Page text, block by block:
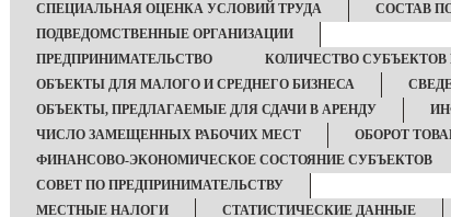
СПЕЦИАЛЬНАЯ ОЦЕНКА УСЛОВИЙ ТРУДА
СОСТАВ
ПОДВЕДОМСТВЕННЫЕ ОРГАНИЗАЦИИ
ПРЕДПРИНИМАТЕЛЬСТВО
КОЛИЧЕСТВО СУБЪЕКТОВ
ОБЪЕКТЫ ДЛЯ МАЛОГО И СРЕДНЕГО БИЗНЕСА
ОБЪЕКТЫ, ПРЕДЛАГАЕМЫЕ ДЛЯ СДАЧИ В АРЕНДУ
ЧИСЛО ЗАМЕЩЕННЫХ РАБОЧИХ МЕСТ
ОБОРОТ
ФИНАНСОВО-ЭКОНОМИЧЕСКОЕ СОСТОЯНИЕ СУБЪЕКТОВ
СОВЕТ ПО ПРЕДПРИНИМАТЕЛЬСТВУ
МЕСТНЫЕ НАЛОГИ
СТАТИСТИЧЕСКИЕ ДАННЫЕ